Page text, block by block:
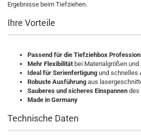
Ergebnisse beim Tiefziehen.
Ihre Vorteile
Passend für die Tiefziehbox
Mehr Flexibilitätbei Materialgrößen und
Ideal für Serienfertigung und schnelles
Robuste Ausführung aus
Sauberes und sicheres Einspannen des
Made in Germany
Technische Daten